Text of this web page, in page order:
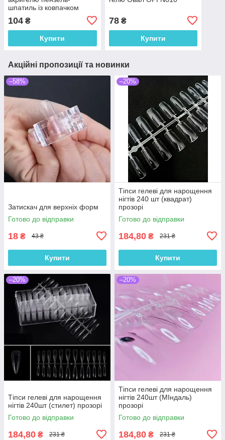
шпатиль із ковпачком
104 ₴
Купити
78₴
Купити
Акційні пропозиції та новинки
–58%
Затискач для верхніх форм
Готово до відправки
18 ₴ 43 ₴
Купити
–20%
Тіпси гелеві для нарощення
нігтів 240 шт (квадрат)
прозорі
Готово до відправки
184,80 ₴ 231 ₴
Купити
–20%
Тіпси гелеві для нарощення
нігтів 240шт (стилет) прозорі
Готово до відправки
184,80 ₴ 231 ₴
–20%
Тіпси гелеві для нарощення
нігтів 240шт (МІндаль)
прозорі
Готово до відправки
184,80 ₴ 231 ₴